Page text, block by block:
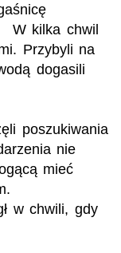
W kilka chwil
Przybyli na
dogasili
poszukiwania
nie
mieć
w chwili, gdy